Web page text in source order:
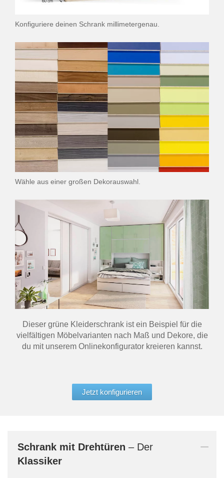
Konfiguriere deinen Schrank millimetergenau.
Wähle aus einer großen Dekorauswahl.
Dieser grüne Kleiderschrank ist ein Beispiel für die
vielfältigen Möbelvarianten nach Maß und Dekore, die
du mit unserem Onlinekonfigurator kreieren kannst.
Jetzt konfigurieren
Schrank mit Drehtüren – Der
Klassiker